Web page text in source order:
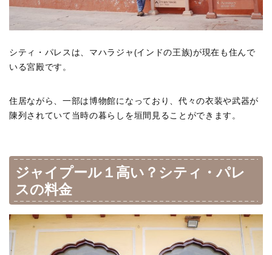
シティ・パレスは、マハラジャ(インドの王族)が現在も住んで
いる宮殿です。
住居ながら、一部は博物館になっており、代々の衣装や武器が
陳列されていて当時の暮らしを垣間見ることができます。
ジャイプール１高い？シティ・パレ
スの料金